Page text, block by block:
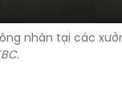
nhân tại các